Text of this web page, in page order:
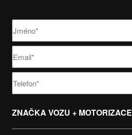
ZNAČKA VOZU + MOTORIZACE